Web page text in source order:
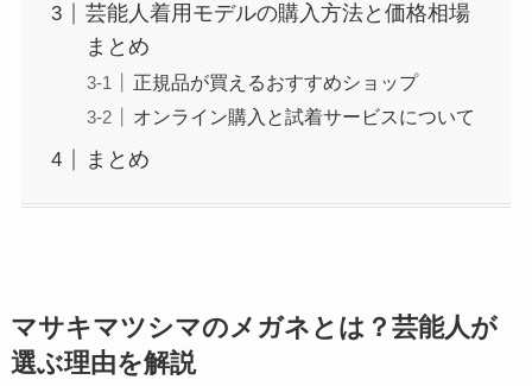
芸能人着用モデルの購入方法と価格相場
まとめ
正規品が買えるおすすめショップ
オンライン購入と試着サービスについて
まとめ
マサキマツシマのメガネとは？芸能人が
選ぶ理由を解説